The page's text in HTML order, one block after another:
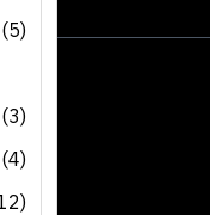
(5)
(3)
(4)